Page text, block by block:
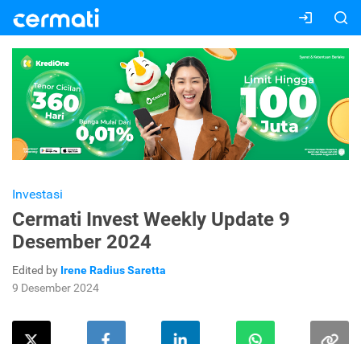
Investasi
Cermati Invest Weekly Update 9
Desember 2024
Edited by Irene Radius Saretta
9 Desember 2024